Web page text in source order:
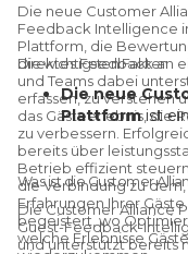
Die neue Customer
Feedback Intelligence
Plattform, die
direktes Feedback an
und Teams dabei
erfassen, zu verstehen
das Gästeerlebnis, die
zu verbessern.
bereits über
Betrieb effizient steuern.
die Verbindung zu
Erfahrungen Ihrer Gäste.
begeistert, wo
welche Erlebnisse
Die wichtigsten Fakten
Die neue
Plattformist
Feedback
entwickelt
weltweit für
verfügbar.
Guest
Was ist die Customer
Die Customer Alliance
Guest-Feedback-
und unterstützt bereits